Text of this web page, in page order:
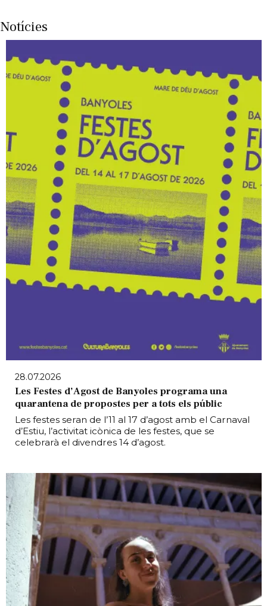
Notícies
28.07.2026
Les Festes d’Agost de Banyoles programa una
quarantena de propostes per a tots els públic
Les festes seran de l’11 al 17 d’agost amb el Carnaval
d’Estiu, l’activitat icònica de les festes, que se
celebrarà el divendres 14 d’agost.